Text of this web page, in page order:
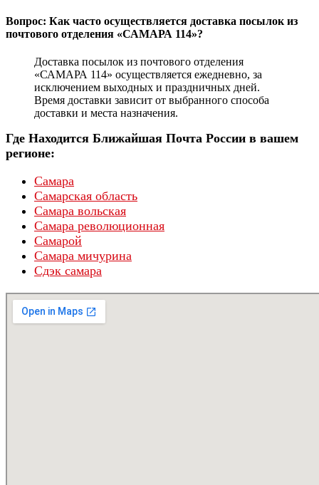
Вопрос: Как часто осуществляется доставка посылок из
почтового отделения «САМАРА 114»?
Доставка посылок из почтового отделения
«САМАРА 114» осуществляется ежедневно, за
исключением выходных и праздничных дней.
Время доставки зависит от выбранного способа
доставки и места назначения.
Где Находится Ближайшая Почта России в вашем
регионе:
Самара
Самарская область
Самара вольская
Самара революционная
Самарой
Самара мичурина
Сдэк самара